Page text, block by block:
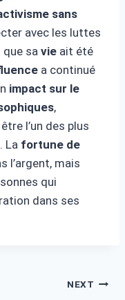
sans
avec les luttes
que sa vie ait été
a continué
impact sur le
,
l’un des plus
La fortune de
l’argent, mais
qui
dans ses
NEXT